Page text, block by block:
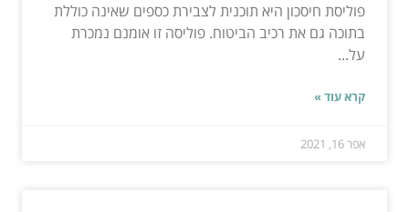
פוליסת חיסכון היא תוכנית לצבירת כספים שאינה כוללת
בתוכה גם את רכיב הביטוח. פוליסה זו אומנם נמכרת
על...
קרא עוד »
אפר 16, 2021